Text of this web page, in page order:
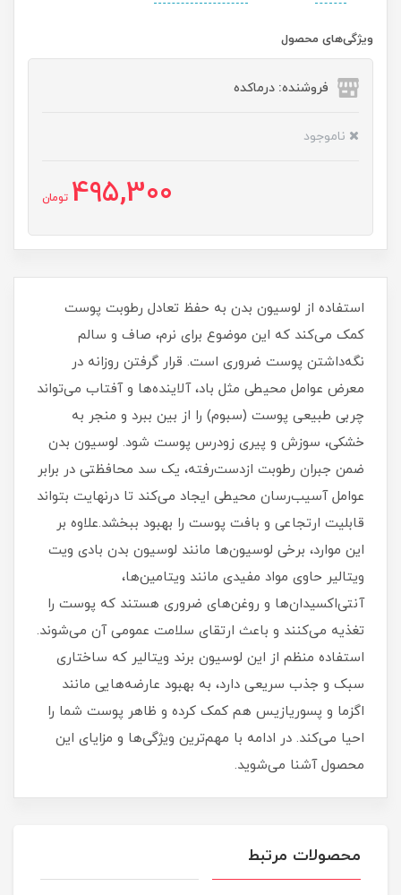
ویژگی‌های محصول
فروشنده: درماکده
ناموجود
495,300 تومان
استفاده از لوسیون بدن به حفظ تعادل رطوبت پوست
کمک می‌کند که این موضوع برای نرم، صاف و سالم
نگه‌داشتن پوست ضروری است. قرار گرفتن روزانه در
معرض عوامل محیطی مثل باد، آلاینده‌ها و آفتاب می‌تواند
چربی طبیعی پوست (سبوم) را از بین ببرد و منجر به
خشکی، سوزش و پیری زودرس پوست شود. لوسیون بدن
ضمن جبران رطوبت ازدست‌رفته، یک سد محافظتی در برابر
عوامل آسیب‌رسان محیطی ایجاد می‌کند تا درنهایت بتواند
قابلیت ارتجاعی و بافت پوست را بهبود ببخشد.علاوه بر
این موارد، برخی لوسیون‌ها مانند لوسیون بدن بادی ویت
ویتالیر حاوی مواد مفیدی مانند ویتامین‌ها،
آنتی‌اکسیدان‌ها و روغن‌های ضروری هستند که پوست را
تغذیه می‌کنند و باعث ارتقای سلامت عمومی آن می‌شوند.
استفاده منظم از این لوسیون برند ویتالیر که ساختاری
سبک و جذب سریعی دارد، به بهبود عارضه‌هایی مانند
اگزما و پسوریازیس هم کمک کرده و ظاهر پوست شما را
احیا می‌کند. در ادامه با مهم‌ترین ویژگی‌ها و مزایای این
محصول آشنا می‌شوید.
محصولات مرتبط